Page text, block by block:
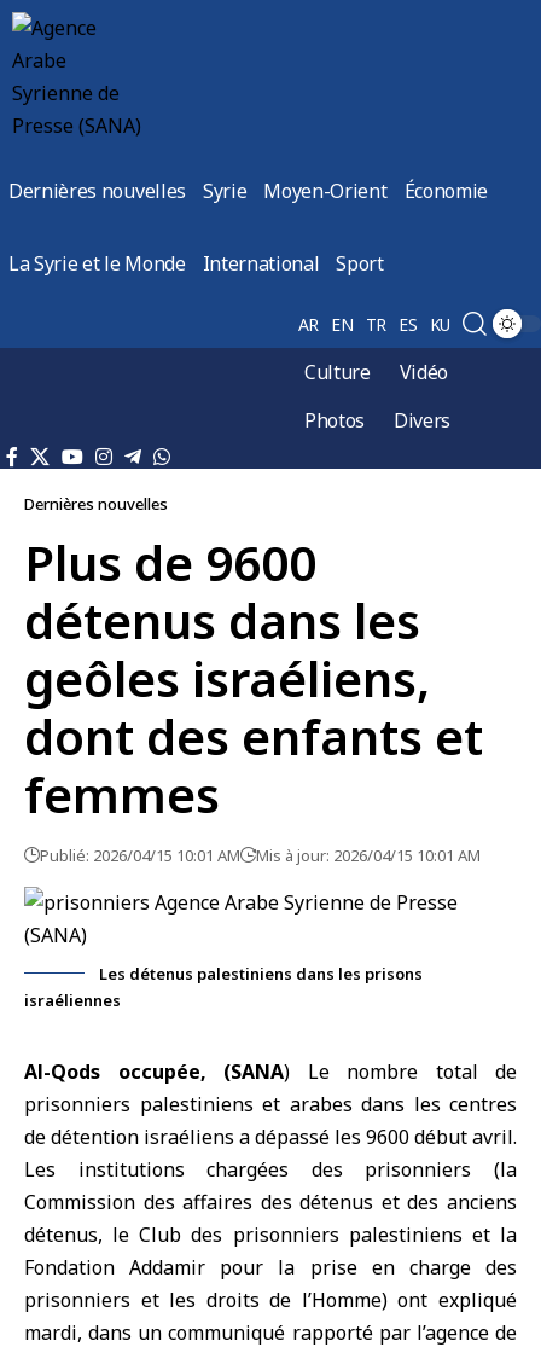
Dernières nouvelles Syrie Moyen-Orient Économie
La Syrie et le Monde International Sport
AR EN TR ES KU
Culture
Vidéo
Photos
Divers
Dernières nouvelles
Plus de 9600
détenus dans les
geôles israéliens,
dont des enfants et
femmes
Publié: 2026/04/15 10:01 AM Mis à jour: 2026/04/15 10:01 AM
Les détenus palestiniens dans les prisons
israéliennes
Al-Qods occupée, (SANA) Le nombre total de
prisonniers palestiniens et arabes dans les centres
de détention israéliens a dépassé les 9600 début avril.
Les institutions chargées des prisonniers (la
Commission des affaires des détenus et des anciens
détenus, le Club des prisonniers palestiniens et la
Fondation Addamir pour la prise en charge des
prisonniers et les droits de l’Homme) ont expliqué
mardi, dans un communiqué rapporté par l’agence de